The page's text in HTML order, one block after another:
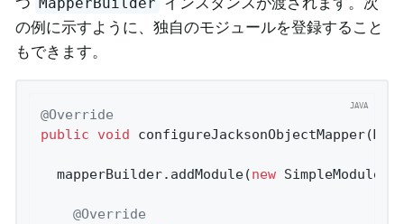
の例に示すように、独自のモジュールを登録すること
もできます。
@Override
public
void configureJacksonObjectMapper
  mapperBuilder.addModule(
new SimpleModule(
@Override